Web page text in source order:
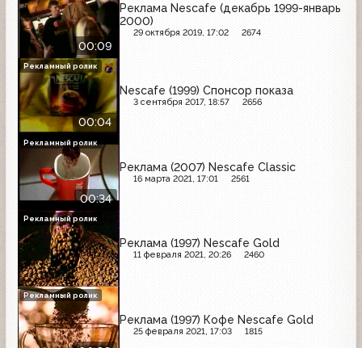
00:09
Реклама Nescafe (декабрь 1999-январь
2000)
29 октября 2019, 17:02 2674
00:04
Nescafe (1999) Спонсор показа
3 сентября 2017, 18:57 2656
Рекламный ролик
00:34
Реклама (2007) Nescafe Classic
16 марта 2021, 17:01 2561
Рекламный ролик
Реклама (1997) Nescafe Gold
11 февраля 2021, 20:26 2460
Рекламный ролик
Реклама (1997) Кофе Nescafe Gold
25 февраля 2021, 17:03 1815
Рекламный ролик